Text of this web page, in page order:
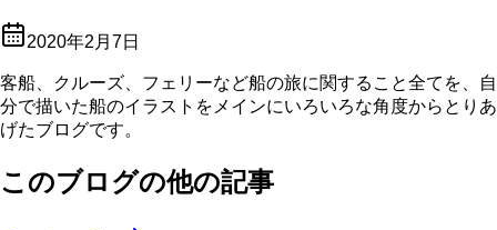
2020年2月7日
客船、クルーズ、フェリーなど船の旅に関すること全てを、自
分で描いた船のイラストをメインにいろいろな角度からとりあ
げたブログです。
このブログの他の記事